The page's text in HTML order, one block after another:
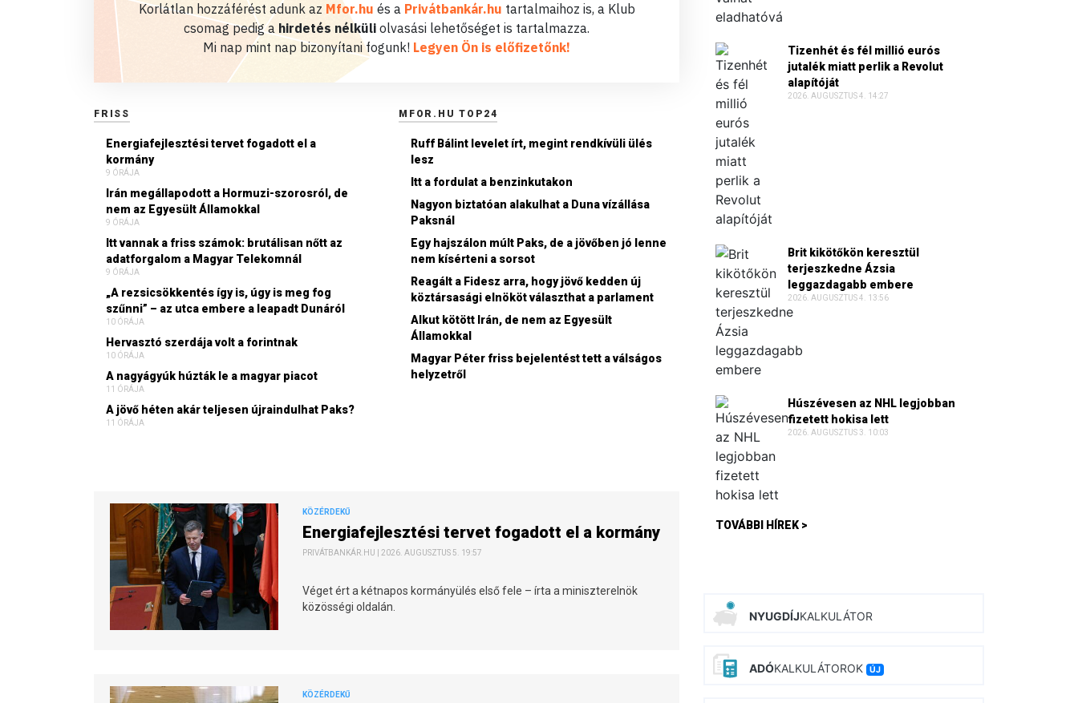
Korlátlan hozzáférést adunk az Mfor.hu és a Privátbankár.hu tartalmaihoz is, a Klub
csomag pedig a hirdetés nélküli olvasási lehetőséget is tartalmazza.
Mi nap mint nap bizonyítani fogunk! Legyen Ön is előfizetőnk!
FRISS
Energiafejlesztési tervet fogadott el a
kormány
9 ÓRÁJA
Irán megállapodott a Hormuzi-szorosról, de
nem az Egyesült Államokkal
9 ÓRÁJA
Itt vannak a friss számok: brutálisan nőtt az
adatforgalom a Magyar Telekomnál
9 ÓRÁJA
„A rezsicsökkentés így is, úgy is meg fog
szűnni” – az utca embere a leapadt Dunáról
10 ÓRÁJA
Hervasztó szerdája volt a forintnak
10 ÓRÁJA
A nagyágyúk húzták le a magyar piacot
11 ÓRÁJA
A jövő héten akár teljesen újraindulhat Paks?
11 ÓRÁJA
MFOR.HU TOP24
Ruff Bálint levelet írt, megint rendkívüli ülés
lesz
Itt a fordulat a benzinkutakon
Nagyon biztatóan alakulhat a Duna vízállása
Paksnál
Egy hajszálon múlt Paks, de a jövőben jó lenne
nem kísérteni a sorsot
Reagált a Fidesz arra, hogy jövő kedden új
köztársasági elnököt választhat a parlament
Alkut kötött Irán, de nem az Egyesült
Államokkal
Magyar Péter friss bejelentést tett a válságos
helyzetről
KÖZÉRDEKŰ
Energiafejlesztési tervet fogadott el a kormány
PRIVÁTBANKÁR.HU | 2026. AUGUSZTUS 5. 19:57
Véget ért a kétnapos kormányülés első fele – írta a miniszterelnök
közösségi oldalán.
KÖZÉRDEKŰ
Tizenhét és fél millió eurós
jutalék miatt perlik a Revolut
alapítóját
2026. AUGUSZTUS 4. 14:27
Brit kikötőkön keresztül
terjeszkedne Ázsia
leggazdagabb embere
2026. AUGUSZTUS 4. 13:56
Húszévesen az NHL legjobban
fizetett hokisa lett
2026. AUGUSZTUS 3. 10:03
TOVÁBBI HÍREK >
NYUGDÍJKALKULÁTOR
ADÓKALKULÁTOROK ÚJ